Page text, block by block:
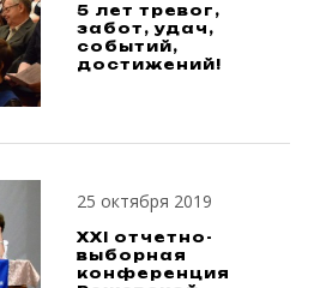
5 лет тревог,
забот, удач,
событий,
достижений!
25 октября 2019
XXI отчетно-
выборная
конференция